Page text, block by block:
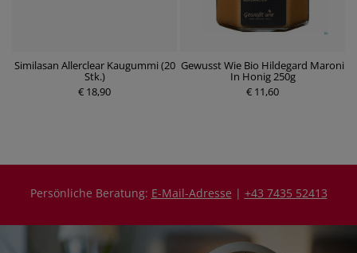
Similasan Allerclear Kaugummi (20
Stk.)
€ 18,90
Gewusst Wie Bio Hildegard Maroni
In Honig 250g
€ 11,60
P
Persönliche Beratung: E-Mail-Adresse | +43 7435 52413